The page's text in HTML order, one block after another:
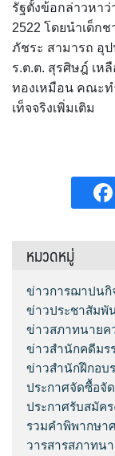
รัฐตั้งข้อกล่าวหาว่
2522 โดยนำเด็ก
ภัชระ สามารถ อุ
ร.ต.ต. สุรศิษฎ์ เห
ทองเหมือน คณะท
เท็จจริงเพิ่มเติม
หมวดหมู่
ข่าวการฌาปนกิ
ข่าวประชาสัมพั
ข่าวสภาทนายค
ข่าวสำนักคดีมร
ข่าวสำนักฝึกอบ
ประกาศจัดซื้อจั
ประกาศรับสมัค
รวมคำพิพากษา
วารสารสภาทน